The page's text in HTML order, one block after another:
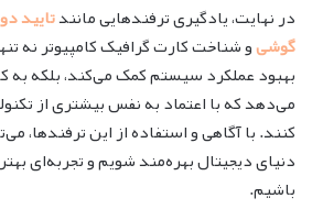
در نهایت، یادگیری ترفندهایی مانندتایید
گوشیو شناخت کارت گرافیک کامپیوتر نه
بهبود عملکرد سیستم کمک می‌کند، بلکه به
می‌دهد که با اعتماد به نفس بیشتری از
کنند. با آگاهی و استفاده از این ترفندها،
دنیای دیجیتال بهره‌مند شویم و تجربه‌ای
باشیم.